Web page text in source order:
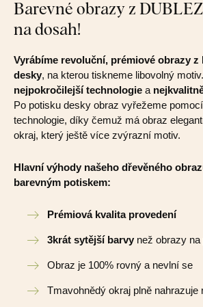
Barevné obrazy z
na dosah!
Vyrábíme revoluční, prémiové obrazy z
desky, na kterou tiskneme libovolný
nejpokročilejší technologie a
Po potisku desky obraz vyřežeme
technologie, díky čemuž má obraz
okraj, který ještě více zvýrazní motiv.
Hlavní výhody našeho dřevěného
barevným potiskem:
Prémiová kvalita provedení
3krát sytější barvy než obrazy na
Obraz je 100% rovný a nevlní se
Tmavohnědý okraj plně nahrazuje